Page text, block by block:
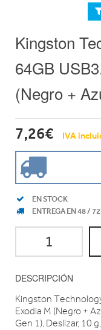
Kingston
64GB
(Negro +
7,26€ IVA
EN STOCK
ENTREGA EN 48 /
DESCRIPCIÓN
Kingston
Exodia M (Negro +
Gen 1), Deslizar, 10